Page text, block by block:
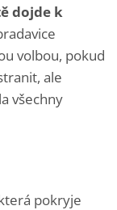
dojde k
volbou, pokud
ale
všechny
pokryje